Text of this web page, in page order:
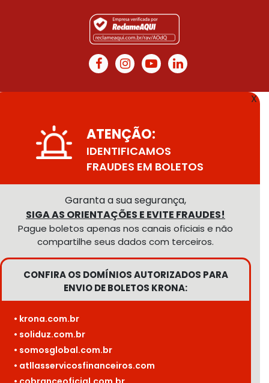
X
ATENÇÃO:
IDENTIFICAMOS
FRAUDES EM BOLETOS
Garanta a sua segurança,
SIGA AS ORIENTAÇÕES E EVITE FRAUDES!
Pague boletos apenas nos canais oficiais e não
compartilhe seus dados com terceiros.
CONFIRA OS DOMÍNIOS AUTORIZADOS PARA
ENVIO DE BOLETOS KRONA:
• krona.com.br
• soliduz.com.br
• somosglobal.com.br
• atllasservicosfinanceiros.com